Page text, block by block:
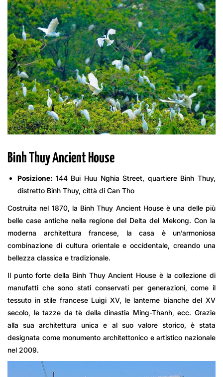
Binh Thuy Ancient House
Posizione: 144 Bui Huu Nghia Street, quartiere Binh Thuy,
distretto Binh Thuy, città di Can Tho
Costruita nel 1870, la Binh Thuy Ancient House è una delle più
belle case antiche nella regione del Delta del Mekong. Con la
moderna architettura francese, la casa è un’armoniosa
combinazione di cultura orientale e occidentale, creando una
bellezza classica e tradizionale.
Il punto forte della Binh Thuy Ancient House è la collezione di
manufatti che sono stati conservati per generazioni, come il
tessuto in stile francese Luigi XV, le lanterne bianche del XV
secolo, le tazze da tè della dinastia Ming-Thanh, ecc. Grazie
alla sua architettura unica e al suo valore storico, è stata
designata come monumento architettonico e artistico nazionale
nel 2009.